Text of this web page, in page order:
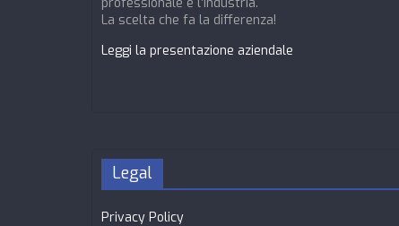
professionale e l’industria.
La scelta che fa la differenza!
Leggi la presentazione aziendale
Legal
Privacy Policy